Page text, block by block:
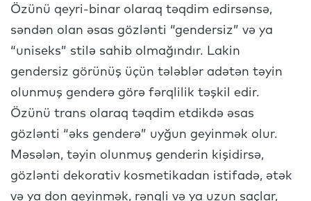
Özünü qeyri-binar olaraq təqdim edirsənsə,
səndən olan əsas gözlənti “gendersiz” və ya
“uniseks” stilə sahib olmağındır. Lakin
gendersiz görünüş üçün tələblər adətən təyin
olunmuş genderə görə fərqlilik təşkil edir.
Özünü trans olaraq təqdim etdikdə əsas
gözlənti “əks genderə” uyğun geyinmək olur.
Məsələn, təyin olunmuş genderin kişidirsə,
gözlənti dekorativ kosmetikadan istifadə, ətək
və ya don geyinmək, rəngli və ya uzun saçlar,